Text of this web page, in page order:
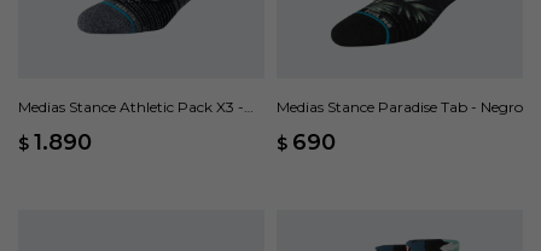
Medias Stance Athletic Pack X3 -
$ 1.890
Medias Stance Paradise Tab - Negro
$ 690